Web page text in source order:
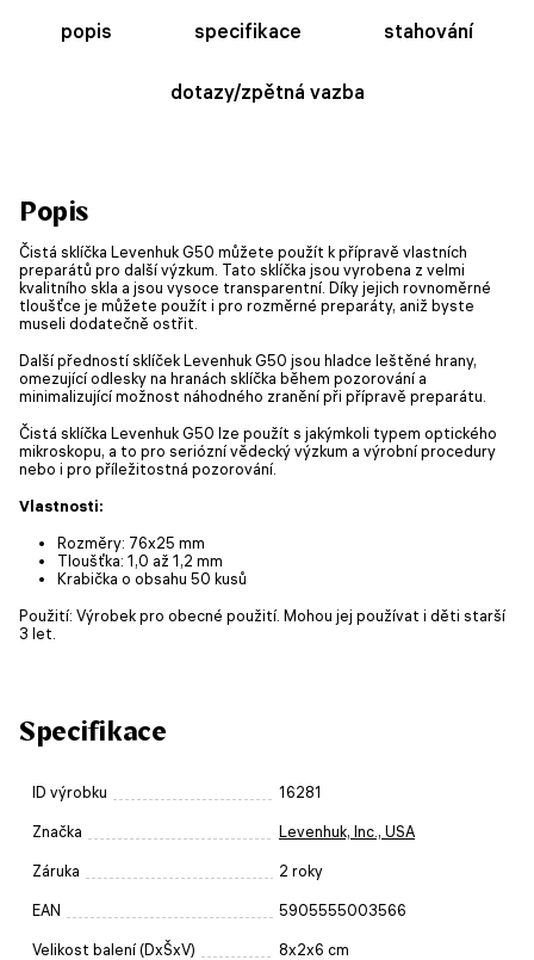
popis specifikace stahování
dotazy/zpětná vazba
Popis
Čistá sklíčka Levenhuk G50 můžete použít k přípravě vlastních
preparátů pro další výzkum. Tato sklíčka jsou vyrobena z velmi
kvalitního skla a jsou vysoce transparentní. Díky jejich rovnoměrné
tloušťce je můžete použít i pro rozměrné preparáty, aniž byste
museli dodatečně ostřit.
Další předností sklíček Levenhuk G50 jsou hladce leštěné hrany,
omezující odlesky na hranách sklíčka během pozorování a
minimalizující možnost náhodného zranění při přípravě preparátu.
Čistá sklíčka Levenhuk G50 lze použít s jakýmkoli typem optického
mikroskopu, a to pro seriózní vědecký výzkum a výrobní procedury
nebo i pro příležitostná pozorování.
Vlastnosti:
Rozměry: 76х25 mm
Tloušťka: 1,0 až 1,2 mm
Krabička o obsahu 50 kusů
Použití: Výrobek pro obecné použití. Mohou jej používat i děti starší
3 let.
Specifikace
ID výrobku 16281
Značka Levenhuk, Inc., USA
Záruka 2 roky
EAN 5905555003566
Velikost balení (DxŠxV) 8x2x6 cm